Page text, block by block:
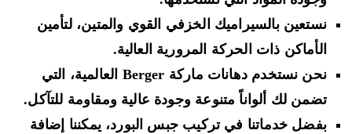
نستعين بالسيراميك الخزفي القوي والمتين، لتأمين
الأماكن ذات الحركة المرورية العالية.
نحن نستخدم دهانات ماركة Berger العالمية، التي
تضمن لك ألواناً متنوعة وجودة عالية ومقاومة للتآكل.
بفضل خدماتنا في تركيب جبس البورد، يمكننا إضافة